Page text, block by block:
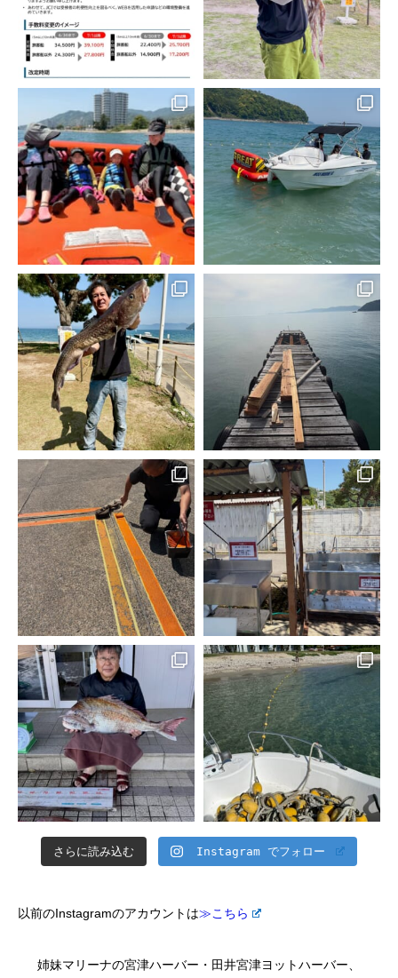
さらに読み込む Instagram でフォロー
以前のInstagramのアカウントは≫こちら
姉妹マリーナの宮津ハーバー・田井宮津ヨットハーバー、